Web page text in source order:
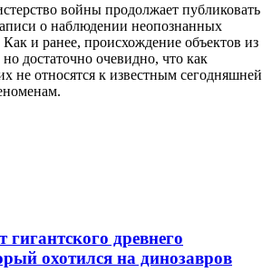
войны продолжает публиковать
о наблюдении неопознанных
и ранее, происхождение объектов из
достаточно очевидно, что как
не относятся к известным сегодняшней
гигантского древнего
охотился на динозавров